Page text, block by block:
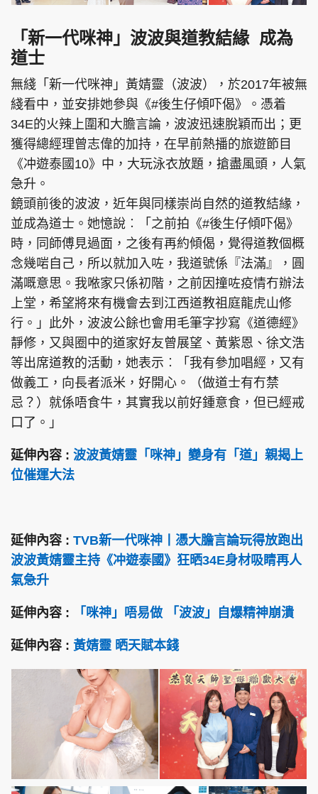
「新一代咪神」波波與道教結緣 成為
道士
無綫「新一代咪神」黃婧靈（波波），於2017年被無
綫看中，並安排她參與《#後生仔傾吓偈》。憑着
34E的火辣上圍和大膽言論，波波迅速脫穎而出；更
獲得總經理曾志偉的加持，在早前熱播的旅遊節目
《冲遊泰國10》中，大玩泳衣放題，搶盡風頭，人氣
急升。
鏡頭前後的波波，近年與同樣崇尚自然的道教結緣，
並成為道士。她憶說︰「之前拍《#後生仔傾吓偈》
時，同師傅見過面，之後有再約傾偈，覺得道教個概
念幾啱自己，所以就加入咗，我道號係『法滿』，圓
滿嘅意思。我𠵱家只係初階，之前因撞咗疫情冇辦法
上堂，希望將來有機會去到江西道教祖庭龍虎山修
行。」此外，波波公餘也會用毛筆字抄寫《道德經》
靜修，又與圈中的道家好友曾展望、黃紫恩、徐文浩
等出席道教的活動，她表示︰「我有參加唱經，又有
做義工，向長者派米，好開心。（做道士有冇禁
忌？）就係唔食牛，其實我以前好鍾意食，但已經戒
口了。」
延伸內容 : 波波黃婧靈「咪神」變身有「道」親揭上
位催運大法
延伸內容 : TVB新一代咪神丨憑大膽言論玩得放跑出
波波黃婧靈主持《冲遊泰國》狂晒34E身材吸睛再人
氣急升
延伸內容 : 「咪神」唔易做 「波波」自爆精神崩潰
延伸內容 : 黃婧靈 晒天賦本錢